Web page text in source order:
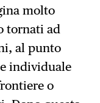
molto
tornati ad
al punto
individuale
o